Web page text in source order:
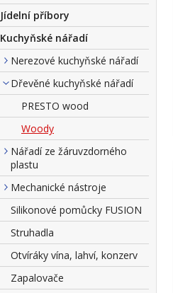
Jídelní příbory
Kuchyňské nářadí
Nerezové kuchyňské nářadí
Dřevěné kuchyňské nářadí
PRESTO wood
Woody
Nářadí ze žáruvzdorného
plastu
Mechanické nástroje
Silikonové pomůcky FUSION
Struhadla
Otvíráky vína, lahví, konzerv
Zapalovače